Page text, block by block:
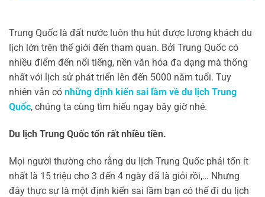
Trung Quốc là đất nước luôn thu hút được lượng khách du
lịch lớn trên thế giới đến tham quan. Bởi Trung Quốc có
nhiều điểm đến nổi tiếng, nền văn hóa đa dạng mà thống
nhất với lịch sử phát triển lên đến 5000 năm tuổi. Tuy
nhiên vẫn có những định kiến sai lầm về du lịch Trung
Quốc, chúng ta cùng tìm hiểu ngay bây giờ nhé.
Du lịch Trung Quốc tốn rất nhiều tiền.
Mọi người thường cho rằng du lịch Trung Quốc phải tốn ít
nhất là 15 triệu cho 3 đến 4 ngày đã là giỏi rồi,… Nhưng
đây thực sự là một định kiến sai lầm bạn có thể đi du lịch